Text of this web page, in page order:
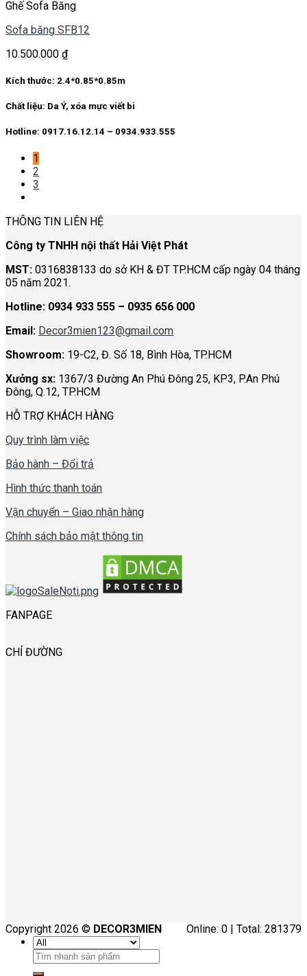
Ghế Sofa Băng
Sofa băng SFB12
10.500.000 ₫
Kích thước: 2.4*0.85*0.85m
Chất liệu: Da Ý, xóa mực viết bi
Hotline: 0917.16.12.14 – 0934.933.555
1
2
3
THÔNG TIN LIÊN HỆ
Công ty TNHH nội thất Hải Việt Phát
MST: 0316838133 do sở KH & ĐT TP.HCM cấp ngày 04 tháng
05 năm 2021.
Hotline: 0934 933 555 – 0935 656 000
Email: Decor3mien123@gmail.com
Showroom: 19-C2, Đ. Số 18, Bình Hòa, TP.HCM
Xưởng sx: 1367/3 Đường An Phú Đông 25, KP3, P.An Phú
Đông, Q.12, TP.HCM
HỖ TRỢ KHÁCH HÀNG
Quy trình làm việc
Bảo hành – Đổi trả
Hình thức thanh toán
Vận chuyển – Giao nhận hàng
Chính sách bảo mật thông tin
FANPAGE
CHỈ ĐƯỜNG
Online: 0 | Total: 281379
Copyright 2026 © DECOR3MIEN
Tìm